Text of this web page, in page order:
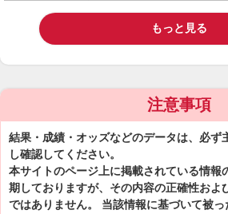
もっと見る
注意事項
結果・成績・オッズなどのデータは、必ず
し確認してください。
本サイトのページ上に掲載されている情報
期しておりますが、その内容の正確性およ
ではありません。 当該情報に基づいて被